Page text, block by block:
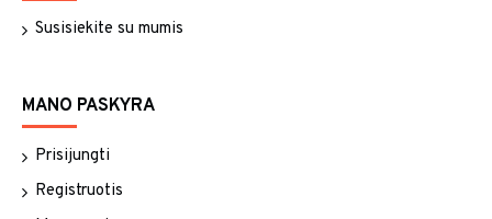
Susisiekite su mumis
MANO PASKYRA
Prisijungti
Registruotis